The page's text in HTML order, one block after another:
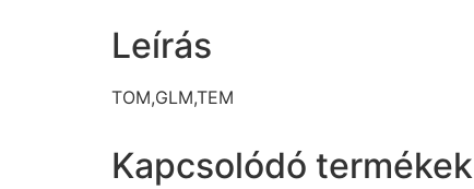
Leírás
TOM,GLM,TEM
Kapcsolódó termékek